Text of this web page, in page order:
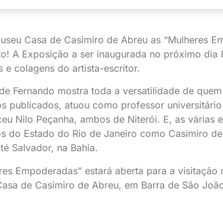
Casa de Casimiro de Abreu as “Mulheres
A Exposição a ser inaugurada no próximo dia
e colagens do artista-escritor.
Fernando mostra toda a versatilidade de
publicados, atuou como professor
Nilo Peçanha, ambos de Niterói. E, as várias
do Estado do Rio de Janeiro como Casimiro
Salvador, na Bahia.
Empoderadas” estará aberta para a
de Casimiro de Abreu, em Barra de São